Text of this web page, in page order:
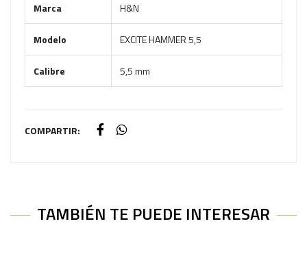
Marca H&N
Modelo EXCITE HAMMER 5,5
Calibre 5,5 mm
COMPARTIR:
TAMBIÉN TE PUEDE INTERESAR